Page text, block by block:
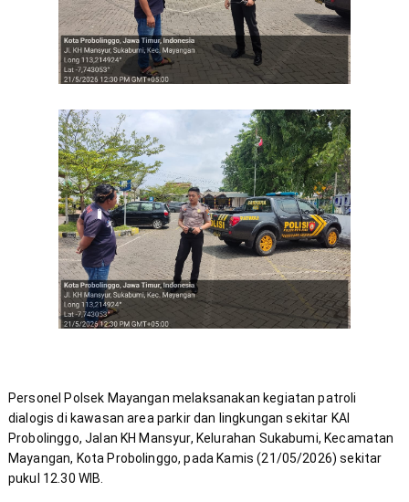
Personel Polsek Mayangan melaksanakan kegiatan patroli
dialogis di kawasan area parkir dan lingkungan sekitar KAI
Probolinggo, Jalan KH Mansyur, Kelurahan Sukabumi, Kecamatan
Mayangan, Kota Probolinggo, pada Kamis (21/05/2026) sekitar